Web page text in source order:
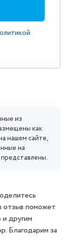
из
как
нашем сайте,
на
отзыв поможет
другим
Благодарим за